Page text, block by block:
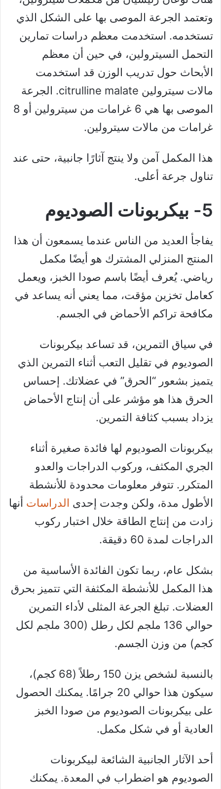
وتعتمد الجرعة الموصى بها على الشكل الذي
تستخدمه. استخدمت معظم دراسات تمارين
التحمل السيترولين، في حين أن معظم
الأبحاث حول تدريب الوزن قد استخدمت
مالات سيترولين citrulline malate. الجرعة
الموصى بها هي 6 غرامات من سيترولين أو 8
غرامات من مالات سيترولين.
هذا المكمل آمن ولا ينتج آثارًا جانبية، حتى عند
تناول جرعة أعلى.
5- بيكربونات الصوديوم
يفاجأ العديد من الناس عندما يسمعون أن هذا
المنتج المنزلي المشترك هو أيضًا مكمل
رياضي. يُعرف أيضًا باسم صودا الخبز، ويعمل
كعامل تخزين مؤقت، مما يعني أنه يساعد في
مكافحة تراكم الأحماض في الجسم.
في سياق التمرين، قد تساعد بيكربونات
الصوديوم في تقليل التعب أثناء التمرين الذي
يتميز بشعور “الحرق” في عضلاتك. إحساس
الحرق هذا هو مؤشر على أن إنتاج الأحماض
يزداد بسبب كثافة التمرين.
بيكربونات الصوديوم لها فائدة صغيرة أثناء
الجري المكثف، وركوب الدراجات والعدو
المتكرر. تتوفر معلومات محدودة للأنشطة
الأطول مدة، ولكن وجدت إحدى الدراسات أنها
زادت من إنتاج الطاقة خلال اختبار ركوب
الدراجات لمدة 60 دقيقة.
بشكل عام، ربما تكون الفائدة الأساسية من
هذا المكمل للأنشطة المكثفة التي تتميز بحرق
العضلات. تبلغ الجرعة المثلى لأداء التمرين
حوالي 136 ملجم لكل رطل (300 ملجم لكل
كجم) من وزن الجسم.
بالنسبة لشخص يزن 150 رطلاً (68 كجم)،
سيكون هذا حوالي 20 جرامًا. يمكنك الحصول
على بيكربونات الصوديوم من صودا الخبز
العادية أو في شكل مكمل.
أحد الآثار الجانبية الشائعة لبيكربونات
الصوديوم هو اضطراب في المعدة. يمكنك